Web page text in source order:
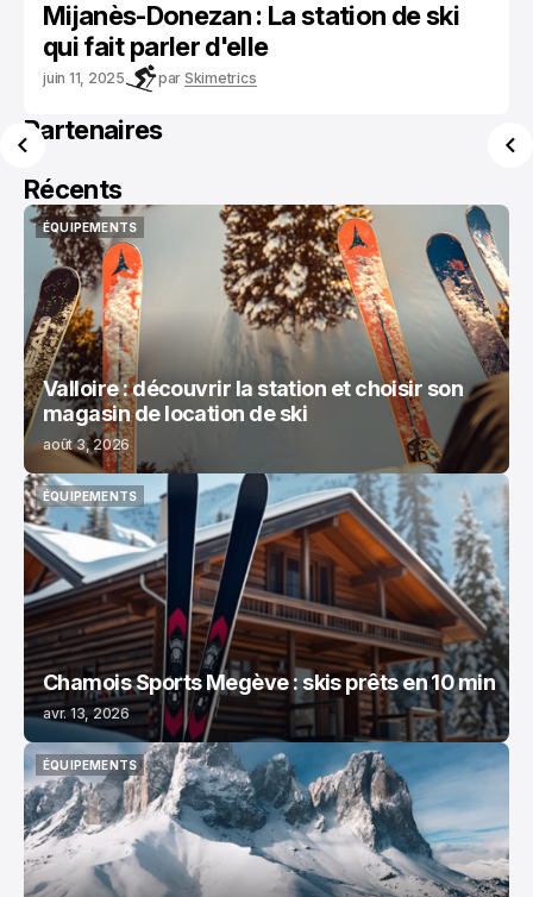
Mijanès-Donezan : La station de ski
qui fait parler d'elle
juin 11, 2025 par Skimetrics
Partenaires
Récents
ÉQUIPEMENTS
ÉQUIPEMENTS
Valloire : découvrir la station et choisir son
magasin de location de ski
août 3, 2026
ÉQUIPEMENTS
ÉQUIPEMENTS
Chamois Sports Megève : skis prêts en 10 min
avr. 13, 2026
ÉQUIPEMENTS
ÉQUIPEMENTS